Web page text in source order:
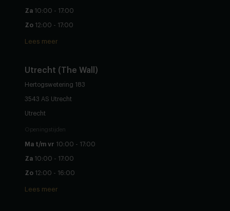
Za 10:00 - 17:00
Zo 12:00 - 17:00
Lees meer
Utrecht (The Wall)
Hertogswetering 183
3543 AS Utrecht
Utrecht
Openingstijden
Ma t/m vr 10:00 - 17:00
Za 10:00 - 17:00
Zo 12:00 - 16:00
Lees meer